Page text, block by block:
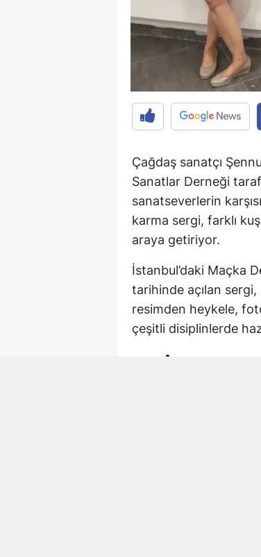
Çağdaş sanatçı
Sanatlar Derneği
sanatseverlerin
karma sergi, farklı
araya getiriyor.
İstanbul’daki Maçka
tarihinde açılan
resimden heykele,
çeşitli disiplinlerde